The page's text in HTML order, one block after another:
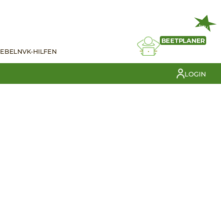
VK-HILFEN
NEU
BEETPLANER
LOGIN